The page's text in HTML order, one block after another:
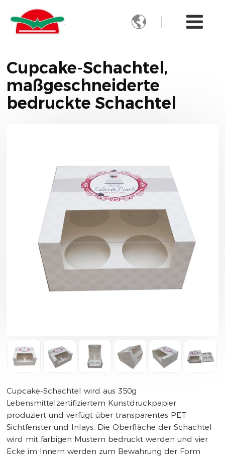

Cupcake-Schachtel,
maßgeschneiderte
bedruckte Schachtel
Cupcake-Schachtel wird aus 350g
Lebensmittelzertifiziertem Kunstdruckpapier
produziert und verfügt über transparentes PET
Sichtfenster und Inlays. Die Oberfläche der Schachtel
wird mit farbigen Mustern bedruckt werden und vier
Ecke im Innern werden zum Bewahrung der Form